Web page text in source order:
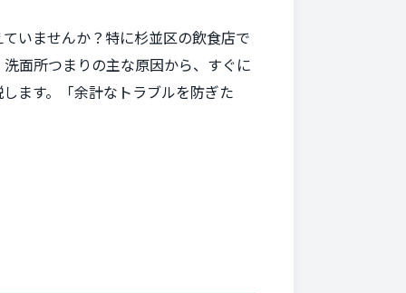
ていませんか？特に杉並区の飲食店で
面所つまりの主な原因から、すぐに
ます。「余計なトラブルを防ぎた